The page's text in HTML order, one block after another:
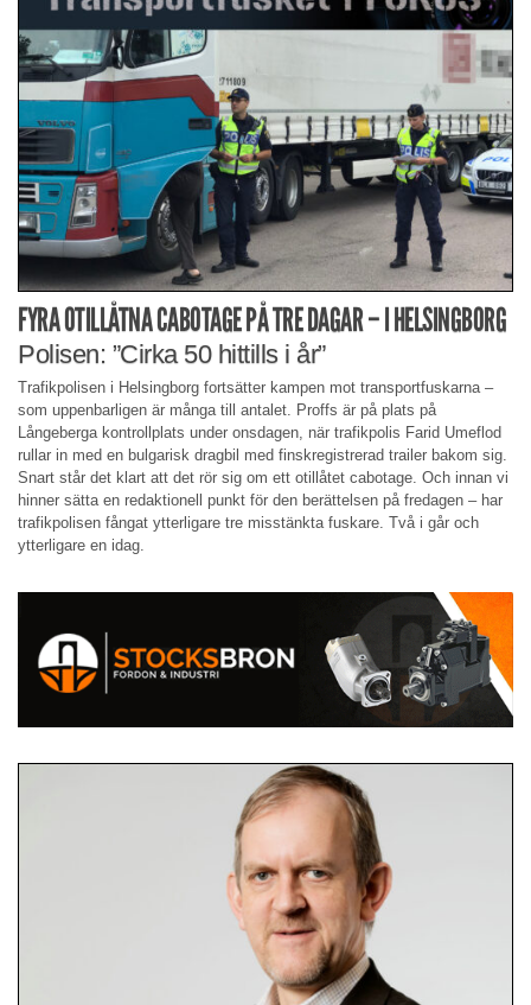
FYRA OTILLÅTNA CABOTAGE PÅ TRE DAGAR – I HELSINGBORG
Polisen: ”Cirka 50 hittills i år”
Trafikpolisen i Helsingborg fortsätter kampen mot transportfuskarna –
som uppenbarligen är många till antalet. Proffs är på plats på
Långeberga kontrollplats under onsdagen, när trafikpolis Farid Umeflod
rullar in med en bulgarisk dragbil med finskregistrerad trailer bakom sig.
Snart står det klart att det rör sig om ett otillåtet cabotage. Och innan vi
hinner sätta en redaktionell punkt för den berättelsen på fredagen – har
trafikpolisen fångat ytterligare tre misstänkta fuskare. Två i går och
ytterligare en idag.